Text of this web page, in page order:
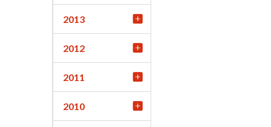
2013
2012
2011
2010